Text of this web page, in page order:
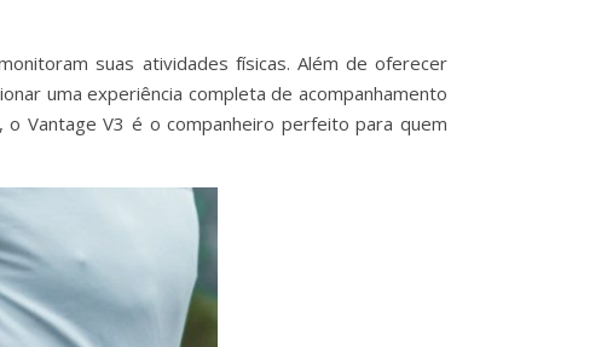
suas atividades físicas. Além de oferecer
uma experiência completa de acompanhamento
Vantage V3 é o companheiro perfeito para quem